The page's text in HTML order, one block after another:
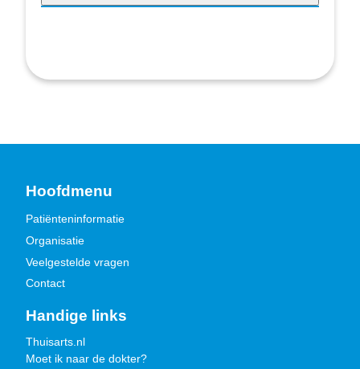
Hoofdmenu
Patiënteninformatie
Organisatie
Veelgestelde vragen
Contact
Handige links
Thuisarts.nl
Moet ik naar de dokter?